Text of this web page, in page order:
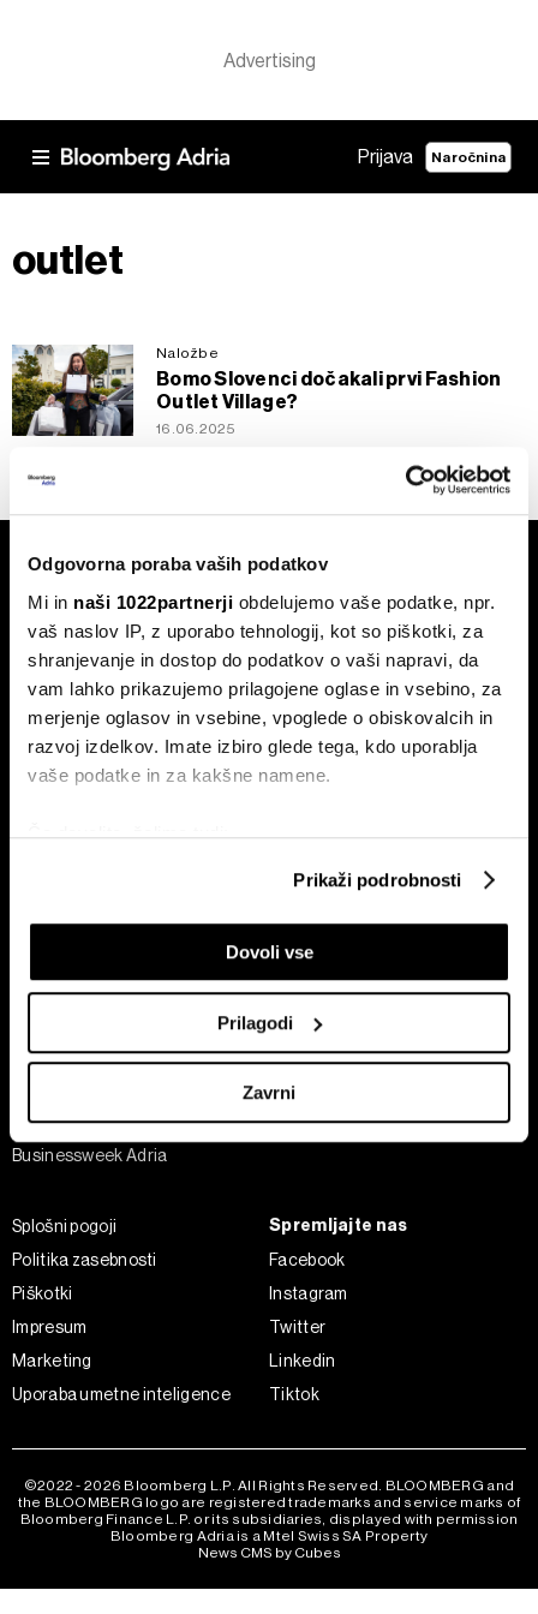
Odgovorna poraba vaših podatkov
Mi in naši 1022partnerji obdelujemo vaše podatke, npr.
vaš naslov IP, z uporabo tehnologij, kot so piškotki, za
shranjevanje in dostop do podatkov o vaši napravi, da
vam lahko prikazujemo prilagojene oglase in vsebino, za
merjenje oglasov in vsebine, vpoglede o obiskovalcih in
razvoj izdelkov. Imate izbiro glede tega, kdo uporablja
vaše podatke in za kakšne namene.
Če dovolite, želimo tudi:
Zbirati informacije o vaši geografski lokaciji, ki so
Identificirati napravo z aktivnim preverjanjem
lastnosti (odčitavanje prstnih odtisov)
Poglejte si še, kako se obdelujejo vaši osebni podatki in
nastavite svoje preference v
razdelku o podrobnostih
iz Izjave o piškotkih.
Skupni upravljavci obdelave so HD-WIN ARENA SPORT
d.o.o. inPartnerji
zasebnosti
, o piškotkih in drugih podobnih tehnologijah
kliknete možnost »Prikaži podrobnosti«. Privolitev lahko
kadar koli prekličete brez kakršnih koli posledic.
Prikaži podrobnosti
Dovoli vse
Prilagodi
Zavrni
Prijava Naročnina
outlet
Naložbe
Bomo Slovenci dočakali prvi Fashion
Outlet Village?
16.06.2025
Naročite se na e-
pismo
Finančni trgi
Tehnologija
Šport
Adria Insight
Businessweek Adria
Bloomberg Adria dogodki
Splošni pogoji
Politika zasebnosti
Piškotki
Impresum
Marketing
Uporaba umetne inteligence
Spremljajte nas
Facebook
Instagram
Twitter
Linkedin
Tiktok
©2022 - 2026 Bloomberg L.P. All Rights Reserved. BLOOMBERG and
the BLOOMBERG logo are registered trademarks and service marks of
Bloomberg Finance L.P. or its subsidiaries, displayed with permission
Bloomberg Adria is a Mtel Swiss SA Property
News CMS by Cubes